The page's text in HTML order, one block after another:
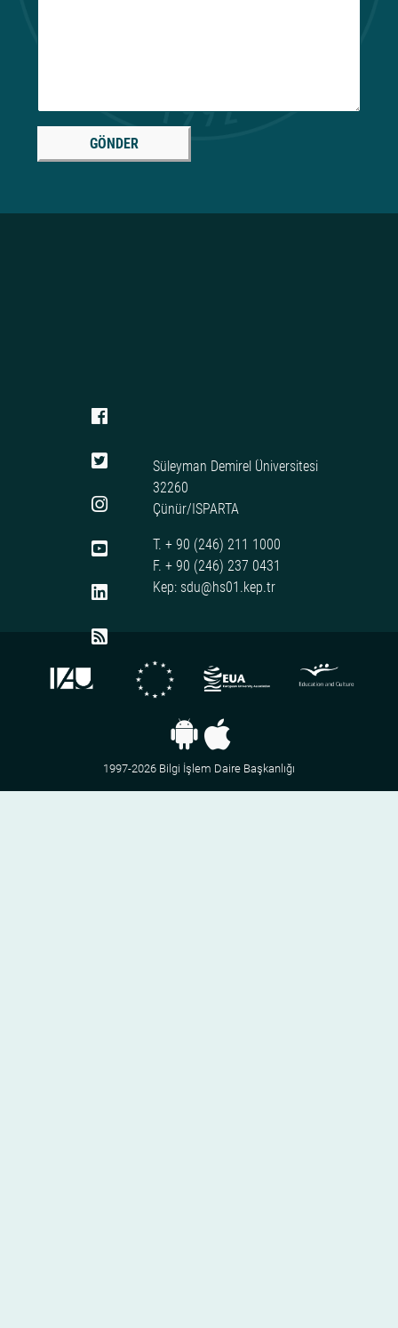
GÖNDER
Süleyman Demirel Üniversitesi
32260
Çünür/ISPARTA
T. + 90 (246) 211 1000
F. + 90 (246) 237 0431
Kep: sdu@hs01.kep.tr
1997-2026 Bilgi İşlem Daire Başkanlığı